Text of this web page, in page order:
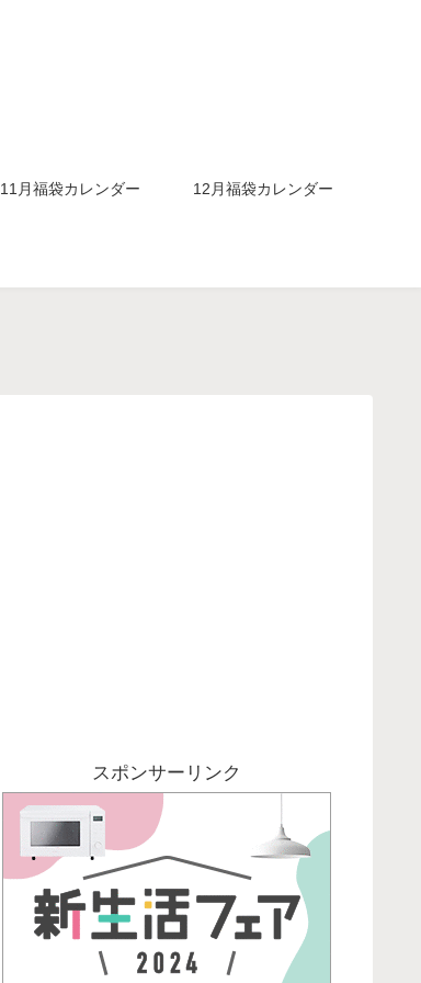
11月福袋カレンダー 12月福袋カレンダー
スポンサーリンク